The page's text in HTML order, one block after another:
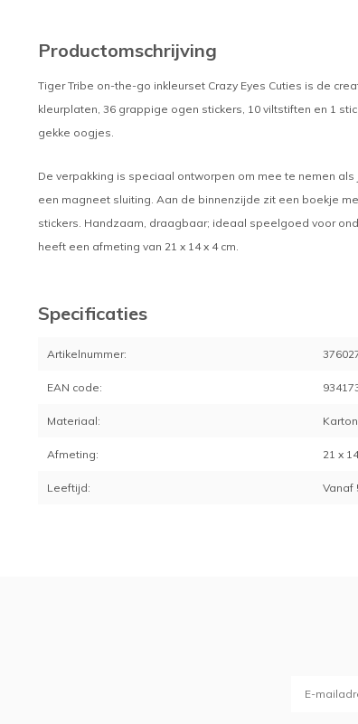
Productomschrijving
Tiger Tribe on-the-go inkleurset Crazy Eyes Cuties is de
kleurplaten, 36 grappige ogen stickers, 10 viltstiften en 1
gekke oogjes.
De verpakking is speciaal ontworpen om mee te nemen
een magneet sluiting. Aan de binnenzijde zit een boekje
stickers. Handzaam, draagbaar; ideaal speelgoed voor
heeft een afmeting van 21 x 14 x 4 cm.
Specificaties
Artikelnummer:
EAN code:
Materiaal: Karton
Afmeting: 21 x
Leeftijd: Vanaf